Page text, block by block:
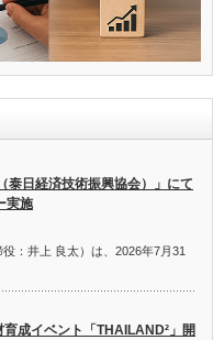
泰日経済技術振興協会）」にて
実施
：井上 良太）は、2026年7月31
成イベント「THAILAND²」開